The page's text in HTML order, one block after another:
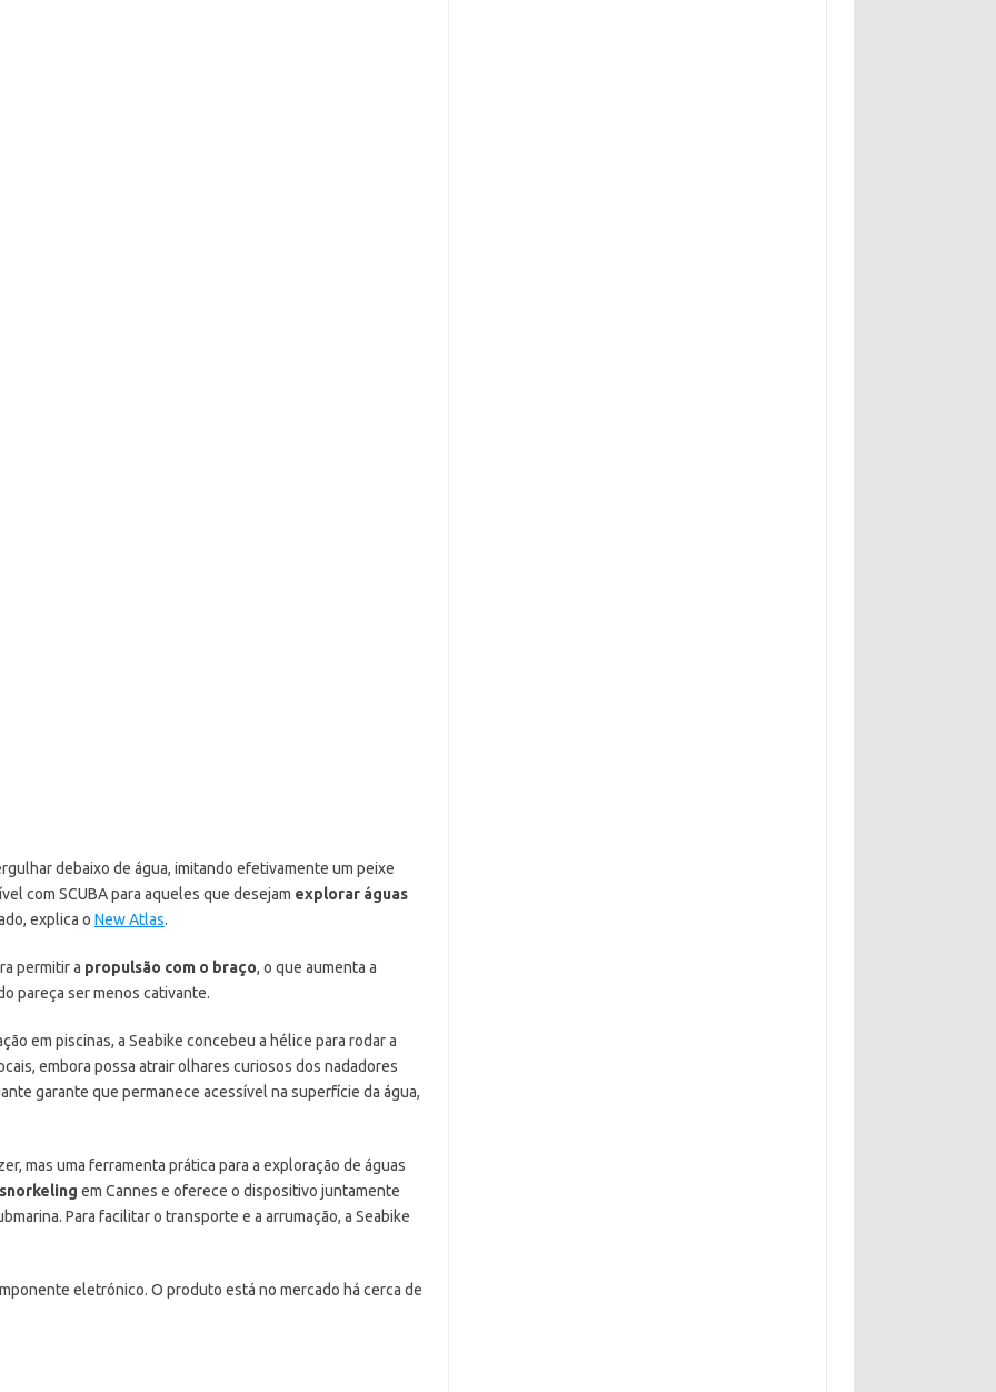
debaixo de água, imitando efetivamente um peixe
com SCUBA para aqueles que desejam explorar águas
explica o New Atlas.
permitir a propulsão com o braço, o que aumenta a
pareça ser menos cativante.
em piscinas, a Seabike concebeu a hélice para rodar a
embora possa atrair olhares curiosos dos nadadores
garante que permanece acessível na superfície da água,
mas uma ferramenta prática para a exploração de águas
em Cannes e oferece o dispositivo juntamente
Para facilitar o transporte e a arrumação, a Seabike
eletrónico. O produto está no mercado há cerca de